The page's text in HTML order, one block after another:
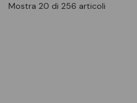
Mostra 20 di 256 articoli